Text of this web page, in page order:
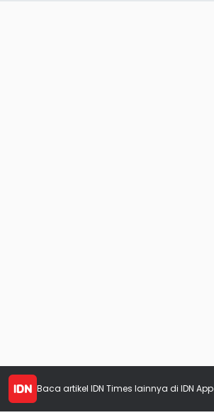
Baca artikel IDN Times lainnya di IDN App